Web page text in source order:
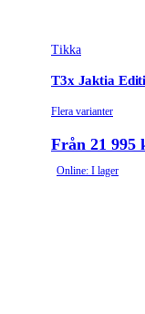
Tikka
T3x Jaktia
Flera varianter
Från 21 995
Online: I lager